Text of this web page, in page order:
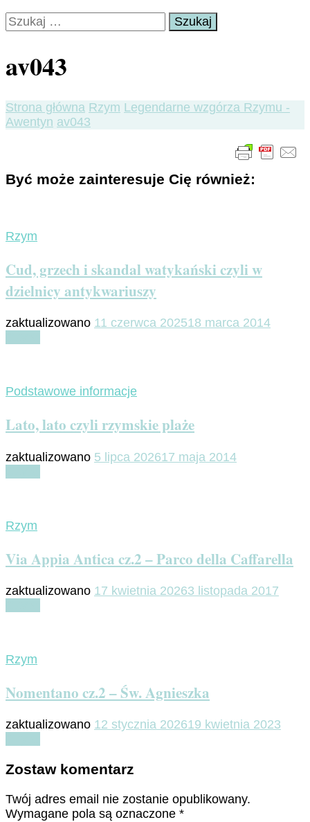
Szukaj:
av043
Strona główna Rzym Legendarne wzgórza Rzymu -
Awentyn av043
Być może zainteresuje Cię również:
Rzym
Cud, grzech i skandal watykański czyli w
dzielnicy antykwariuszy
zaktualizowano 11 czerwca 202518 marca 2014
Podstawowe informacje
Lato, lato czyli rzymskie plaże
zaktualizowano 5 lipca 202617 maja 2014
Rzym
Via Appia Antica cz.2 – Parco della Caffarella
zaktualizowano 17 kwietnia 20263 listopada 2017
Rzym
Nomentano cz.2 – Św. Agnieszka
zaktualizowano 12 stycznia 202619 kwietnia 2023
Zostaw komentarz
Twój adres email nie zostanie opublikowany.
Wymagane pola są oznaczone *